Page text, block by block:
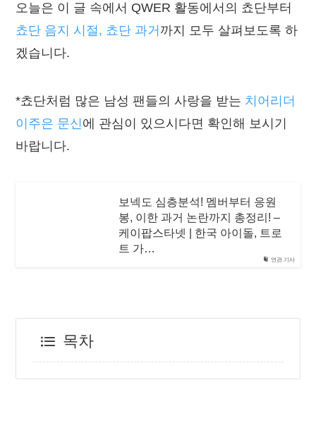
오늘은 이 글 속에서 QWER 활동에서의 쵸단부터
쵸단 음지 시절, 쵸단 과거 까지 모두 살펴보도록 하
겠습니다.
*쵸단처럼 많은 남성 팬들의 사랑을 받는 치어리더
이주은 문신에 관심이 있으시다면 확인해 보시기
바랍니다.
연관 기사
보넥도 심층분석! 멤버부터 응원
봉, 이한 과거 논란까지 총정리! –
케이팝스타넷 | 한국 아이돌, 트로
트 가…
목차